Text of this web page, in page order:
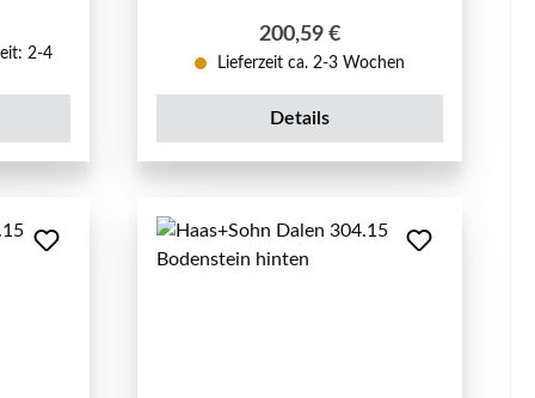
2-4
Regulärer Preis:
200,59 €
Lieferzeit ca. 2-3 Wochen
Details